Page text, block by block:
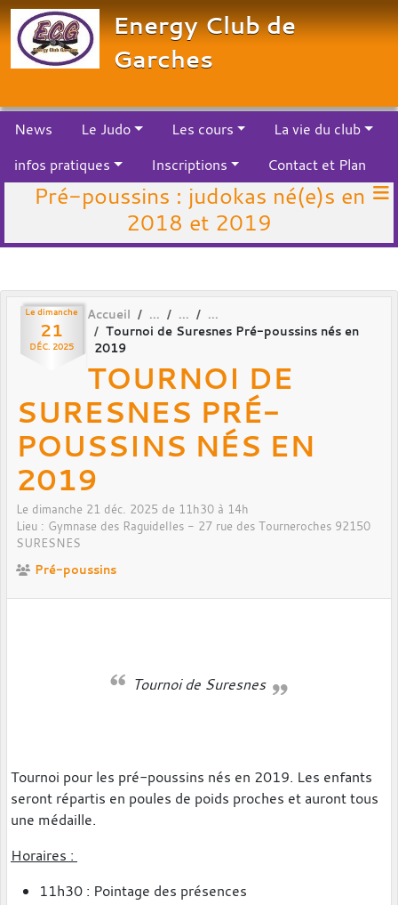
Energy Club de
Garches
News Le Judo Les cours
La vie du club
infos pratiques
Inscriptions Contact et Plan
Pré-poussins : judokas né(e)s en
2018 et 2019
Le dimanche
21
DÉC. 2025
Accueil
Tournoi de Suresnes Pré-poussins nés en
2019
TOURNOI DE
SURESNES PRÉ-
POUSSINS NÉS EN
2019
Le dimanche 21 déc. 2025 de 11h30 à 14h
Lieu : Gymnase des Raguidelles - 27 rue des Tourneroches 92150
SURESNES
Pré-poussins
Tournoi de Suresnes
Tournoi pour les pré-poussins nés en 2019. Les enfants
seront répartis en poules de poids proches et auront tous
une médaille.
Horaires :
11h30 : Pointage des présences
Panneau de gestion des cookies